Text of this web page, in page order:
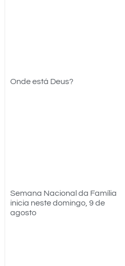
Onde está Deus?
Semana Nacional da Família
inicia neste domingo, 9 de
agosto